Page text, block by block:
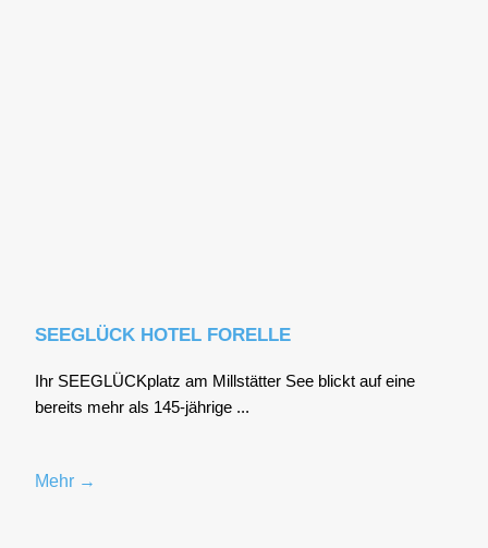
SEEGLÜCK HOTEL FORELLE
Ihr SEE­GLÜCK­platz am Mill­stät­ter See blickt auf eine
bereits mehr als 145-jäh­ri­ge ...
Mehr →